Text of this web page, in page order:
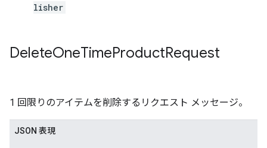
lisher
DeleteOneTimeProductRequest
1 回限りのアイテムを削除するリクエスト メッセージ。
JSON 表現